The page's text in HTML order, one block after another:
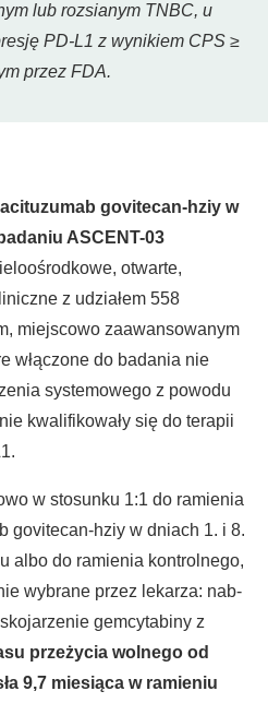
lub rozsianym TNBC, u
PD-L1 z wynikiem CPS ≥
przez FDA.
govitecan-hziy w
ASCENT-03
otwarte,
z udziałem 558
miejscowo zaawansowanym
włączone do badania nie
systemowego z powodu
kwalifikowały się do terapii
w stosunku 1:1 do ramienia
govitecan-hziy w dniach 1. i 8.
albo do ramienia kontrolnego,
wybrane przez lekarza: nab-
gemcytabiny z
przeżycia wolnego od
9,7 miesiąca w ramieniu